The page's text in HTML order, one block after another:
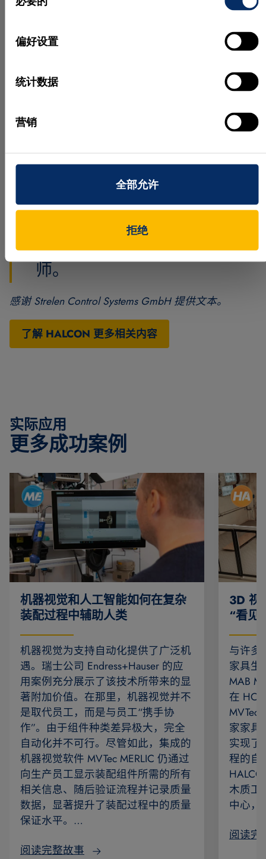
偏好设置
统计数据
营销
全部允许
拒绝
员。
使用跟踪方法，跨越多个图像为已识别人员分配路径
点，形成一条代表已识别人员移动情况的路径。最
“面对当前的挑战，项目的开
发时间极为重要，这也是我们
算法的文档齐全并且经过可靠
测试，可以帮助我们集中精力
应对开发过程中的重要挑
战。”Jan Strelen，开发工程
师。
感谢 Strelen Control Systems GmbH 提供文本。
了解 HALCON 更多相关内容
实际应用
更多成功案例
机器视觉和人工智能如何在复杂
装配过程中辅助人类
机器视觉为支持自动化提供了广泛机
遇。瑞士公司 Endress+Hauser 的应
用案例充分展示了该技术所带来的显
著附加价值。在那里，机器视觉并不
是取代员工，而是与员工“携手协
作”。由于组件种类差异极大，完全
自动化并不可行。尽管如此，集成的
机器视觉软件 MVTec MERLIC 仍通过
向生产员工显示装配组件所需的所有
相关信息、随后验证流程并记录质量
数据，显著提升了装配过程中的质量
保证水平。…
阅读完整故事
3D 视
“看见
与许多
家具生
MAB
在
MVTec
家家具
实现了
程的自
木质工
中心，
阅读完